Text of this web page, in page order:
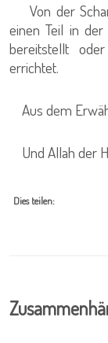
Von der
einen Teil in
bereitstellt
errichtet.
Aus dem
Und Allah der
Dies teilen: